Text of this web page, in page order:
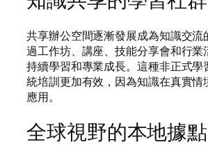
共享辦公空間逐漸發展成為知識交流
過工作坊、講座、技能分享會和行業
持續學習和專業成長。這種非正式學
統培訓更加有效，因為知識在真實情
應用。
全球視野的本地據點